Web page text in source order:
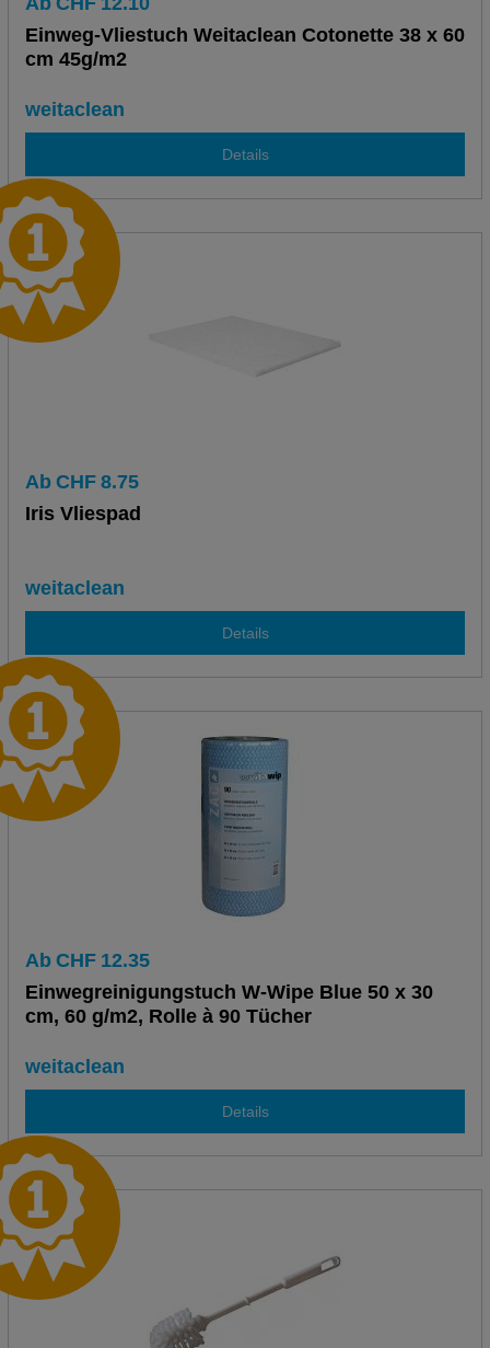
Einweg-Vliestuch Weitaclean Cotonette 38 x 60
cm 45g/m2
weitaclean
Details
Ab CHF 8.75
Iris Vliespad
weitaclean
Details
Ab CHF 12.35
Einwegreinigungstuch W-Wipe Blue 50 x 30
cm, 60 g/m2, Rolle à 90 Tücher
weitaclean
Details